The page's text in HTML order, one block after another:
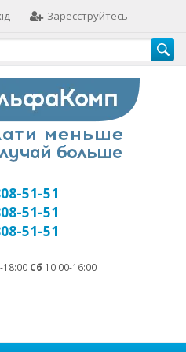
Зареєструйтесь
51-51
51-51
51-51
18:00 Сб 10:00-16:00